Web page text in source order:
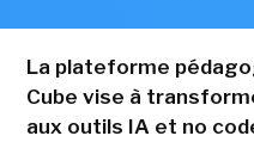
La plateforme
Cube vise à
aux outils IA et no